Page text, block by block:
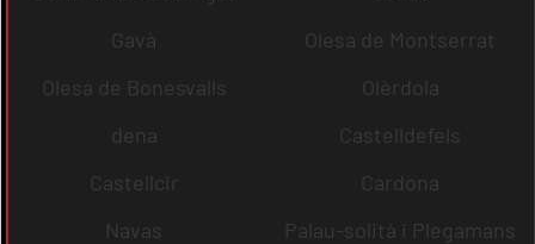
Gavà
Olesa de Montserrat
Olesa de Bonesvalls
Olèrdola
dena
Castelldefels
Castellcir
Cardona
Navas
Palau-solità i Plegamans